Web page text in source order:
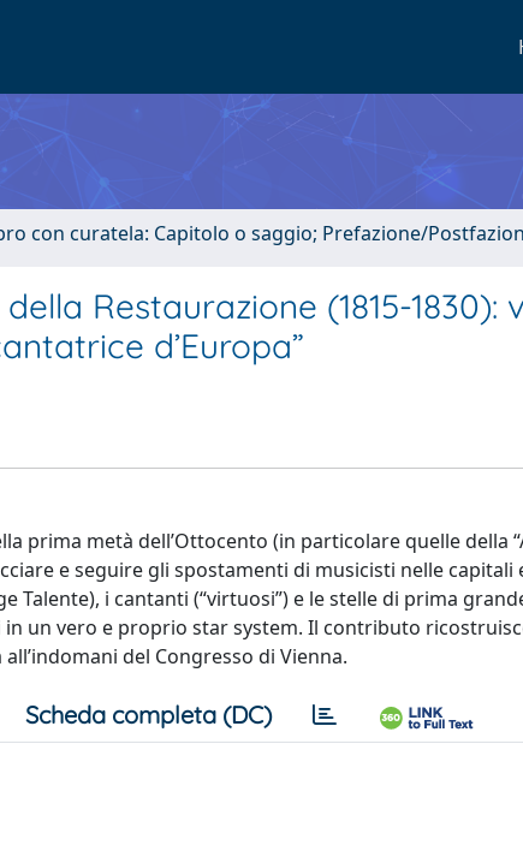
con curatela: Capitolo o saggio; Prefazione/
Restaurazione (1815-1830):
d’Europa”
prima metà dell’Ottocento (in particolare quelle della
e seguire gli spostamenti di musicisti nelle capitali
i cantanti (“virtuosi”) e le stelle di prima
un vero e proprio star system. Il contributo
del Congresso di Vienna.
Scheda completa (DC)